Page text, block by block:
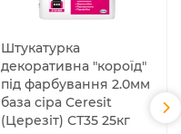
Штукатурка
декоративна "короїд"
під фарбування 2.0мм
база сіра Ceresit
(Церезіт) СТ35 25кг